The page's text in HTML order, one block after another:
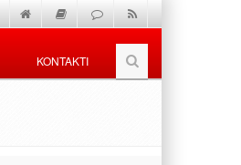
KONTAKTI